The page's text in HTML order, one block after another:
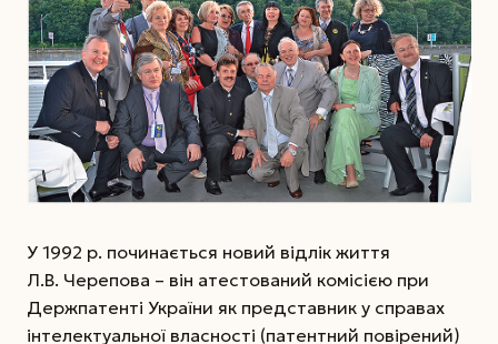
У 1992 р. починається новий відлік життя
Л.В. Чере­пова – він атестований комісією при
Держ­патенті України як представник у справах
інтелектуальної власності (патентний повірений)